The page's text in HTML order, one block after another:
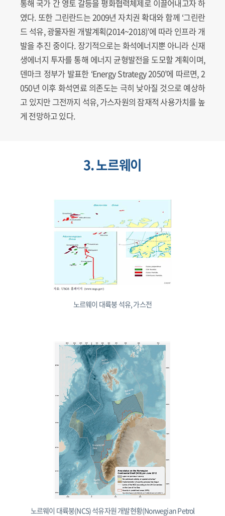
통해 국가 간 영토 갈등을 평화협력체제로 이끌어내고자 하
였다. 또한 그린란드는 2009년 자치권 확대와 함께 ‘그린란
드 석유, 광물자원 개발계획(2014~2018)’에 따라 인프라 개
발을 추진 중이다. 장기적으로는 화석에너지뿐 아니라 신재
생에너지 투자를 통해 에너지 균형발전을 도모할 계획이며,
덴마크 정부가 발표한 ‘Energy Strategy 2050’에 따르면, 2
050년 이후 화석연료 의존도는 극히 낮아질 것으로 예상하
고 있지만 그전까지 석유, 가스자원의 잠재적 사용가치를 높
게 전망하고 있다.
3. 노르웨이
노르웨이 대륙붕 석유, 가스전
노르웨이 대륙붕(NCS) 석유자원 개발현황(Norwegian Petrol